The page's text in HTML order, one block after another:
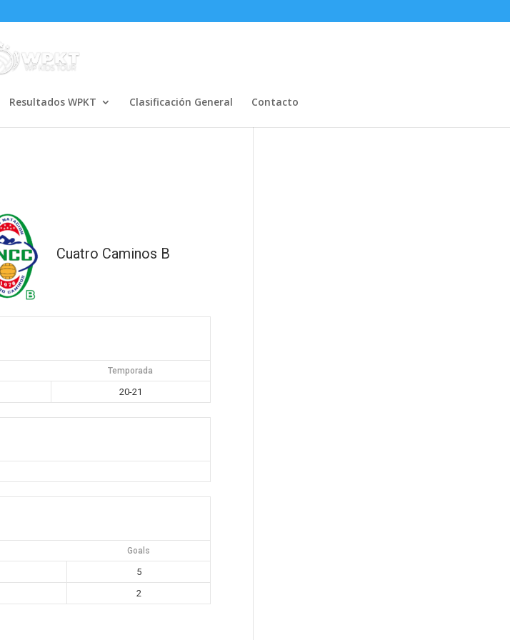
Resultados WPKT Clasificación General Contacto
Cuatro Caminos B
Temporada
20-21
Goals
5
2